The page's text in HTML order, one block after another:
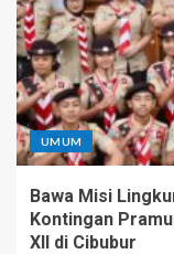
UMUM
Bawa Misi
Kontingan
XII di Cibubur